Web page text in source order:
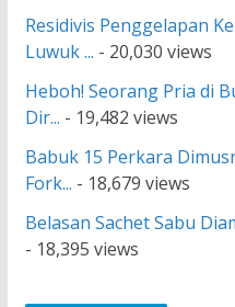
Residivis Penggelapan
Luwuk ... - 20,030 views
Heboh! Seorang Pria di
Dir... - 19,482 views
Babuk 15 Perkara
Fork... - 18,679 views
Belasan Sachet Sabu
- 18,395 views